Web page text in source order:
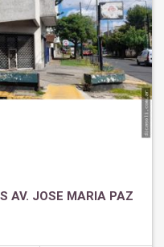
AV. JOSE MARIA PAZ